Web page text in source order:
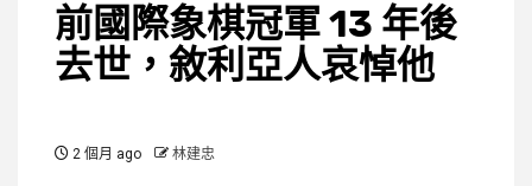
前國際象棋冠軍 13 年後
去世，敘利亞人哀悼他
2 個月 ago 林建忠